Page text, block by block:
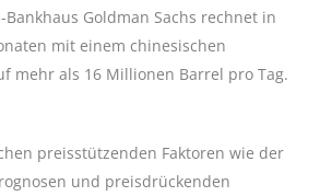
Goldman Sachs rechnet in
mit einem chinesischen
mehr als 16 Millionen Barrel pro Tag.
preisstützenden Faktoren wie der
und preisdrückenden